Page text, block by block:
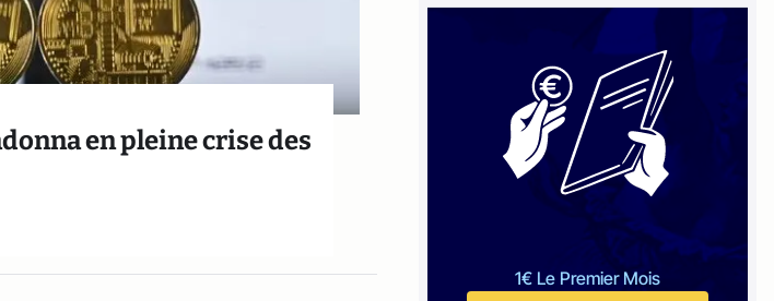
en pleine crise des
1€ Le Premier Mois